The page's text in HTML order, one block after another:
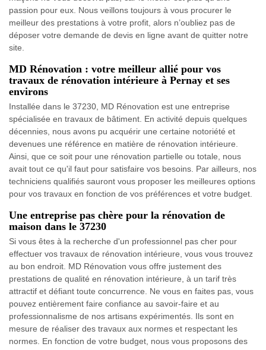
passion pour eux. Nous veillons toujours à vous procurer le
meilleur des prestations à votre profit, alors n’oubliez pas de
déposer votre demande de devis en ligne avant de quitter notre
site.
MD Rénovation : votre meilleur allié pour vos
travaux de rénovation intérieure à Pernay et ses
environs
Installée dans le 37230, MD Rénovation est une entreprise
spécialisée en travaux de bâtiment. En activité depuis quelques
décennies, nous avons pu acquérir une certaine notoriété et
devenues une référence en matière de rénovation intérieure.
Ainsi, que ce soit pour une rénovation partielle ou totale, nous
avait tout ce qu'il faut pour satisfaire vos besoins. Par ailleurs, nos
techniciens qualifiés sauront vous proposer les meilleures options
pour vos travaux en fonction de vos préférences et votre budget.
Une entreprise pas chère pour la rénovation de
maison dans le 37230
Si vous êtes à la recherche d'un professionnel pas cher pour
effectuer vos travaux de rénovation intérieure, vous vous trouvez
au bon endroit. MD Rénovation vous offre justement des
prestations de qualité en rénovation intérieure, à un tarif très
attractif et défiant toute concurrence. Ne vous en faites pas, vous
pouvez entièrement faire confiance au savoir-faire et au
professionnalisme de nos artisans expérimentés. Ils sont en
mesure de réaliser des travaux aux normes et respectant les
normes. En fonction de votre budget, nous vous proposons des